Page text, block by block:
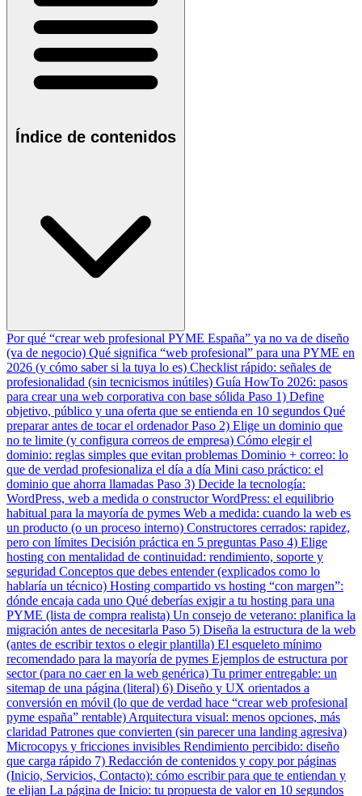
Índice de contenidos
Por qué “crear web profesional PYME España” ya no va de diseño
(va de negocio) Qué significa “web profesional” para una PYME en
2026 (y cómo saber si la tuya lo es) Checklist rápido: señales de
profesionalidad (sin tecnicismos inútiles) Guía HowTo 2026: pasos
para crear una web corporativa con base sólida Paso 1) Define
objetivo, público y una oferta que se entienda en 10 segundos Qué
preparar antes de tocar el ordenadorPaso 2) Elige un dominio que
no te limite (y configura correos de empresa) Cómo elegir el
dominio: reglas simples que evitan problemas Dominio + correo: lo
que de verdad profesionaliza el día a día Mini caso práctico: el
dominio que ahorra llamadas Paso 3) Decide la tecnología:
WordPress, web a medida o constructorWordPress: el equilibrio
habitual para la mayoría de pymes Web a medida: cuando la web es
un producto (o un proceso interno) Constructores cerrados: rapidez,
pero con límites Decisión práctica en 5 preguntas Paso 4) Elige
hosting con mentalidad de continuidad: rendimiento, soporte y
seguridad Conceptos que debes entender (explicados como lo
hablaría un técnico) Hosting compartido vs hosting “con margen”:
dónde encaja cada uno Qué deberías exigir a tu hosting para una
PYME (lista de compra realista) Un consejo de veterano: planifica la
migración antes de necesitarla Paso 5) Diseña la estructura de la web
(antes de escribir textos o elegir plantilla) El esqueleto mínimo
recomendado para la mayoría de pymes Ejemplos de estructura por
sector (para no caer en la web genérica) Tu primer entregable: un
sitemap de una página (literal) 6) Diseño y UX orientados a
conversión en móvil (lo que de verdad hace “crear web profesional
pyme españa” rentable) Arquitectura visual: menos opciones, más
claridad Patrones que convierten (sin parecer una landing agresiva)
Microcopys y fricciones invisibles Rendimiento percibido: diseño
que carga rápido 7) Redacción de contenidos y copy por páginas
(Inicio, Servicios, Contacto): cómo escribir para que te entiendan y
te elijan La página de Inicio: tu propuesta de valor en 10 segundos